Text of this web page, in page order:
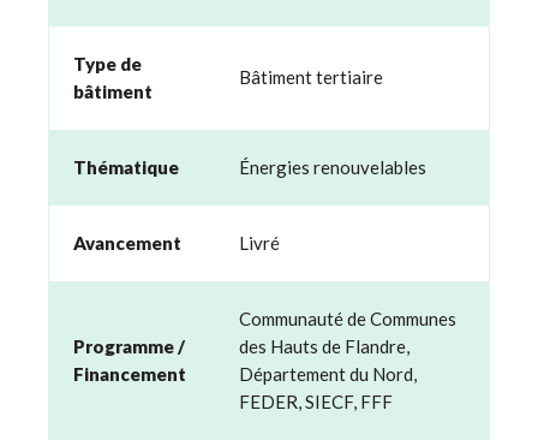
Type de
bâtiment
Bâtiment tertiaire
Thématique Énergies renouvelables
Avancement Livré
Programme /
Financement
Communauté de Communes
des Hauts de Flandre,
Département du Nord,
FEDER, SIECF, FFF